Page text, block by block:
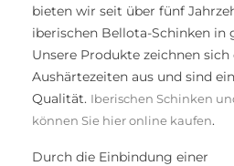
bieten wir seit über fünf
iberischen Bellota-Schinken in
Unsere Produkte zeichnen
Aushärtezeiten aus und sind
Qualität. Iberischen Schinken
können Sie hier online kaufen.
Durch die Einbindung einer